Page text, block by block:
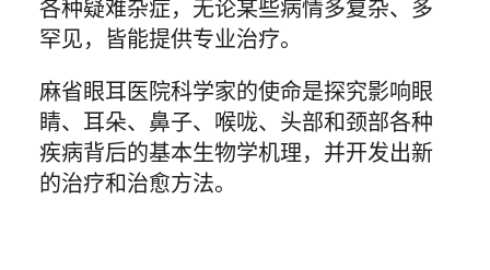
各种疑难杂症，无论某些病情多复杂、多
罕见，皆能提供专业治疗。
麻省眼耳医院科学家的使命是探究影响眼
睛、耳朵、鼻子、喉咙、头部和颈部各种
疾病背后的基本生物学机理，并开发出新
的治疗和治愈方法。